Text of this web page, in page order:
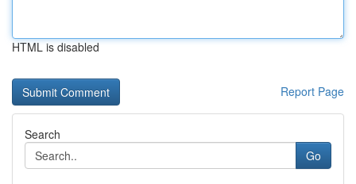
HTML is disabled
Report Page
Search
Go